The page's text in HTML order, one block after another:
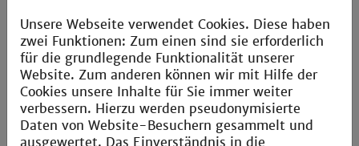
Die Inhalte dieser Website werden mit größtmöglicher
Sorgfalt recherchiert und implementiert. Fehler im
Bearbeitungsvorgang sind dennoch nicht
auszuschließen. Hinweise und Korrekturen senden Sie
bitte an den WWW-Beauftragten. Eine Haftung für
die Richtigkeit, Vollständigkeit und Aktualität dieser
Webseiten kann trotz sorgfältiger Prüfung nicht
übernommen werden. Die Technische Hochschule
Unsere Webseite verwendet Cookies. Diese haben
zwei Funktionen: Zum einen sind sie erforderlich
für die grundlegende Funktionalität unserer
Website. Zum anderen können wir mit Hilfe der
Cookies unsere Inhalte für Sie immer weiter
verbessern. Hierzu werden pseudonymisierte
Daten von Website-Besuchern gesammelt und
ausgewertet. Das Einverständnis in die